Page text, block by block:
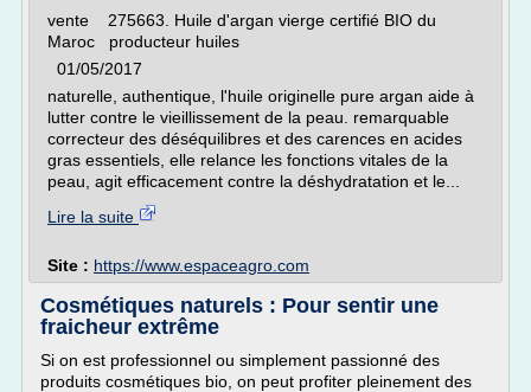
vente 275663. Huile d'argan vierge certifié BIO du
Maroc producteur huiles
01/05/2017
naturelle, authentique, l'huile originelle pure argan aide à
lutter contre le vieillissement de la peau. remarquable
correcteur des déséquilibres et des carences en acides
gras essentiels, elle relance les fonctions vitales de la
peau, agit efficacement contre la déshydratation et le...
Lire la suite
Site : https://www.espaceagro.com
Cosmétiques naturels : Pour sentir une
fraicheur extrême
Si on est professionnel ou simplement passionné des
produits cosmétiques bio, on peut profiter pleinement des